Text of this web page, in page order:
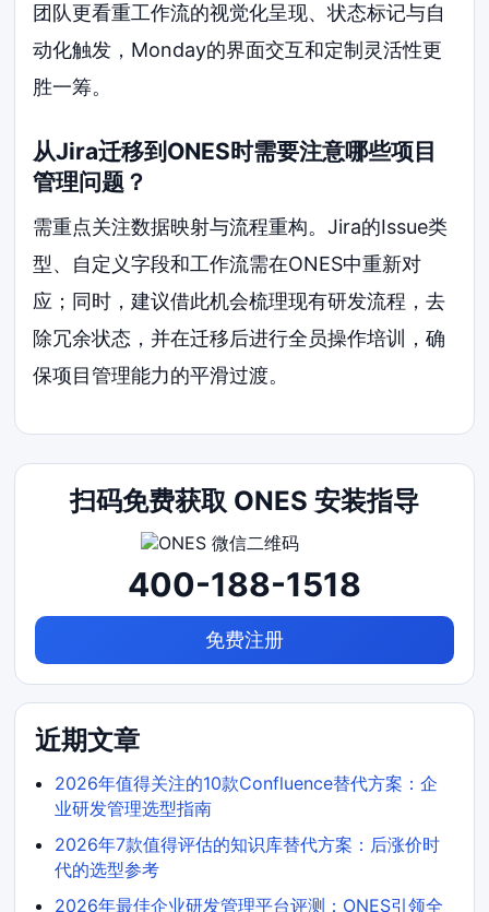
团队更看重工作流的视觉化呈现、状态标记与自
动化触发，Monday的界面交互和定制灵活性更
胜一筹。
从Jira迁移到ONES时需要注意哪些项目
管理问题？
需重点关注数据映射与流程重构。Jira的Issue类
型、自定义字段和工作流需在ONES中重新对
应；同时，建议借此机会梳理现有研发流程，去
除冗余状态，并在迁移后进行全员操作培训，确
保项目管理能力的平滑过渡。
扫码免费获取 ONES 安装指导
400-188-1518
免费注册
近期文章
2026年值得关注的10款Confluence替代方案：企
业研发管理选型指南
2026年7款值得评估的知识库替代方案：后涨价时
代的选型参考
2026年最佳企业研发管理平台评测：ONES引领全